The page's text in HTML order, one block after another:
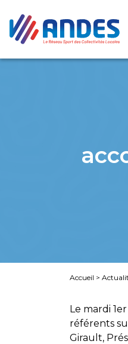
Accueil >
Le mardi
référents
Girault,